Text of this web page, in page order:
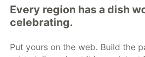
Every region has a dish
celebrating.
Put yours on the web. Build the
development and manage your
Home
DEV Challenges
DEV Education Tracks
Free Postgres Database
DEV